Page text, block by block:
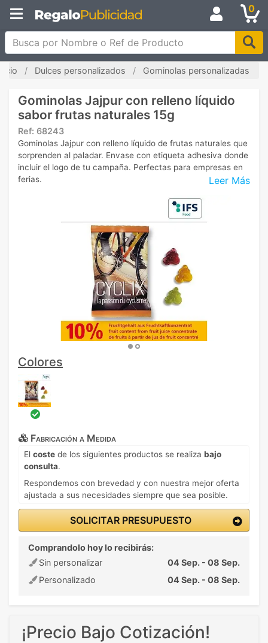
0
Busca por Nombre o Ref de Producto
Dulces personalizados Gominolas personalizadas
Gominolas Jajpur con relleno líquido
sabor frutas naturales 15g
Ref: 68243
Leer Más
Gominolas Jajpur con relleno líquido de frutas naturales que
sorprenden al paladar. Envase con etiqueta adhesiva donde
incluir el logo de tu campaña. Perfectas para empresas en
ferias.
Colores
Fabricación a Medida
El coste de los siguientes productos se realiza bajo
consulta.
Respondemos con brevedad y con nuestra mejor oferta
ajustada a sus necesidades siempre que sea posible.
SOLICITAR PRESUPUESTO
Comprandolo hoy lo recibirás:
Sin personalizar
04 Sep. - 08 Sep.
Personalizado
04 Sep. - 08 Sep.
¡Precio Bajo Cotización!